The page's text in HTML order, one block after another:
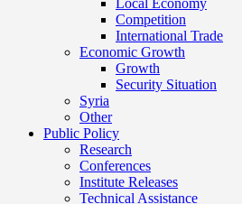
Local Economy
Competition
International Trade
Economic Growth
Growth
Security Situation
Syria
Other
Public Policy
Research
Conferences
Institute Releases
Technical Assistance